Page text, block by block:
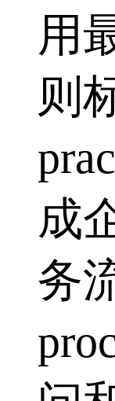
用
则
成
务